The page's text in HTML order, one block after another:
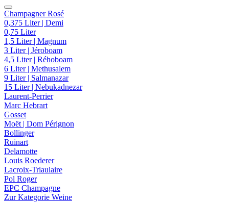
Champagner Rosé
0,375 Liter | Demi
0,75 Liter
1,5 Liter | Magnum
3 Liter | Jéroboam
4,5 Liter | Réhoboam
6 Liter | Methusalem
9 Liter | Salmanazar
15 Liter | Nebukadnezar
Laurent-Perrier
Marc Hebrart
Gosset
Moët | Dom Pérignon
Bollinger
Ruinart
Delamotte
Louis Roederer
Lacroix-Triaulaire
Pol Roger
EPC Champagne
Zur Kategorie Weine